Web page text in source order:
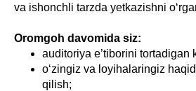
va ishonchli tarzda yetkazishni
Oromgoh davomida siz:
auditoriya e’tiborini tortadigan
o‘zingiz va loyihalaringiz
qilish;